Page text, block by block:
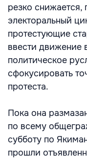
резко снижается,
электоральный
протестующие
ввести движение
политическое
сфокусировать
протеста.
Пока она
по всему
субботу по
прошли